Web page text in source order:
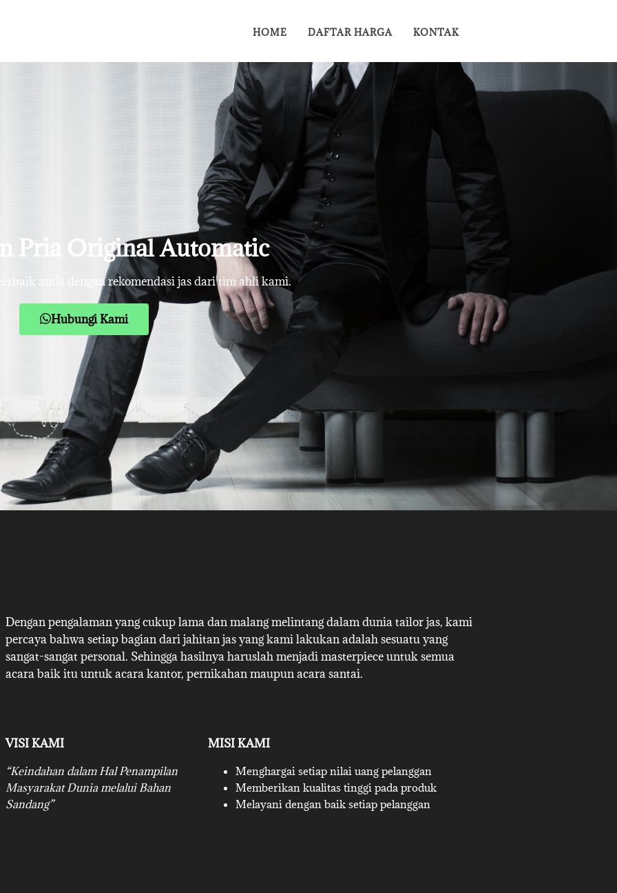
HOME DAFTAR HARGA KONTAK
Pria Original Automatic
anda dengan rekomendasi jas dari tim ahli kami.
Hubungi Kami
Dengan pengalaman yang cukup lama dan malang melintang dalam dunia tailor jas, kami
percaya bahwa setiap bagian dari jahitan jas yang kami lakukan adalah sesuatu yang
sangat-sangat personal. Sehingga hasilnya haruslah menjadi masterpiece untuk semua
acara baik itu untuk acara kantor, pernikahan maupun acara santai.
VISI KAMI
“Keindahan dalam Hal Penampilan
Masyarakat Dunia melalui Bahan
Sandang”
MISI KAMI
Menghargai setiap nilai uang pelanggan
Memberikan kualitas tinggi pada produk
Melayani dengan baik setiap pelanggan